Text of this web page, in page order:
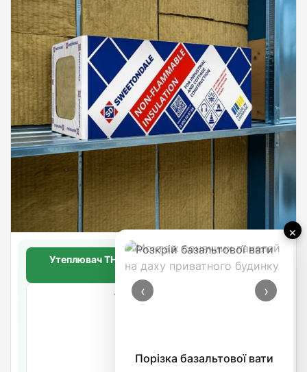
×
‹ ›
Порізка базальтової вати
Утеплювач THERMOWOOL ВЕНТ ЕКСТРА 75
70мм.
Товщина: 70мм.
Очікується